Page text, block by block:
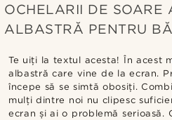
OCHELARII DE SOARE
ALBASTRĂ PENTRU
Te uiți la textul acesta! În acest
albastră care vine de la ecran.
începe să se simtă obosiți.
mulți dintre noi nu clipesc
ecran și ai o problemă serioasă.